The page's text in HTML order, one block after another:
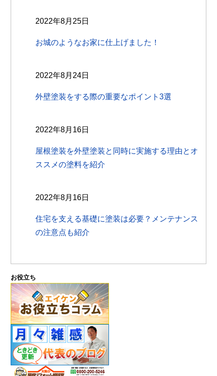
2022年8月25日
お城のようなお家に仕上げました！
2022年8月24日
外壁塗装をする際の重要なポイント3選
2022年8月16日
屋根塗装を外壁塗装と同時に実施する理由とオ
ススメの塗料を紹介
2022年8月16日
住宅を支える基礎に塗装は必要？メンテナンス
の注意点も紹介
お役立ち